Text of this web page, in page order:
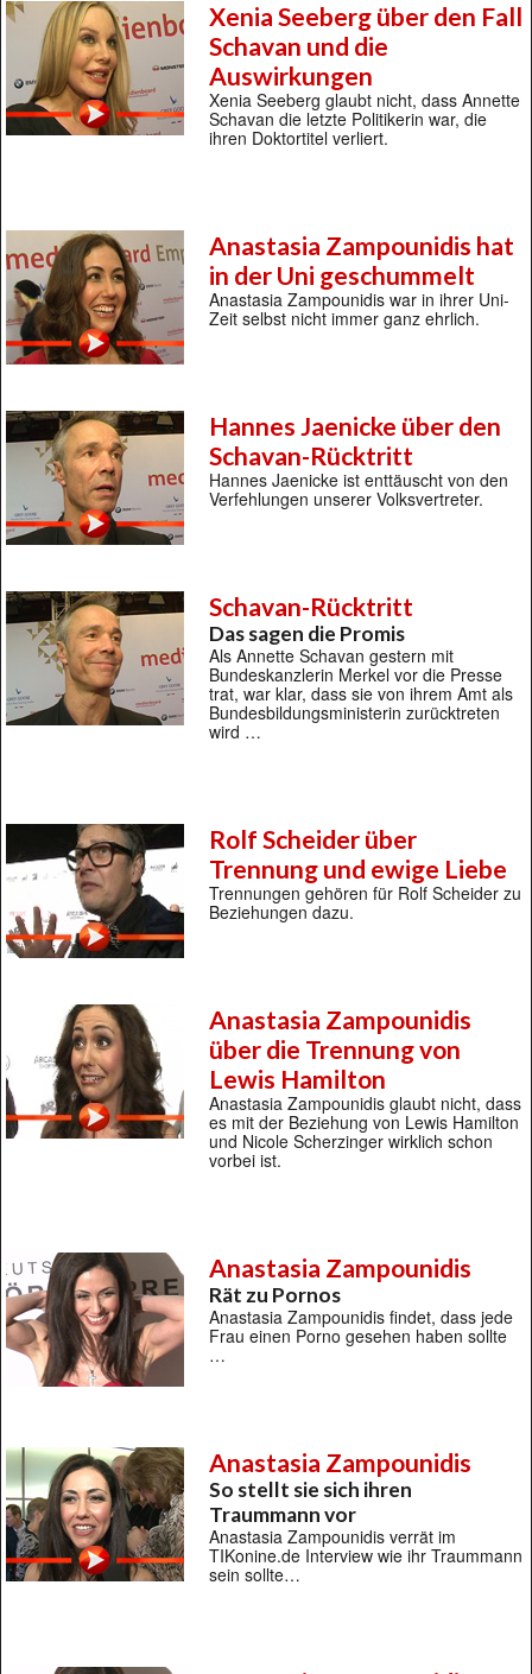
Xenia Seeberg über den Fall
Schavan und die
Auswirkungen
Xenia Seeberg glaubt nicht, dass Annette
Schavan die letzte Politikerin war, die
ihren Doktortitel verliert.
Anastasia Zampounidis hat
in der Uni geschummelt
Anastasia Zampounidis war in ihrer Uni-
Zeit selbst nicht immer ganz ehrlich.
Hannes Jaenicke über den
Schavan-Rücktritt
Hannes Jaenicke ist enttäuscht von den
Verfehlungen unserer Volksvertreter.
Schavan-Rücktritt
Das sagen die Promis
Als Annette Schavan gestern mit
Bundeskanzlerin Merkel vor die Presse
trat, war klar, dass sie von ihrem Amt als
Bundesbildungsministerin zurücktreten
wird …
Rolf Scheider über
Trennung und ewige Liebe
Trennungen gehören für Rolf Scheider zu
Beziehungen dazu.
Anastasia Zampounidis
über die Trennung von
Lewis Hamilton
Anastasia Zampounidis glaubt nicht, dass
es mit der Beziehung von Lewis Hamilton
und Nicole Scherzinger wirklich schon
vorbei ist.
Anastasia Zampounidis
Rät zu Pornos
Anastasia Zampounidis findet, dass jede
Frau einen Porno gesehen haben sollte
…
Anastasia Zampounidis
So stellt sie sich ihren
Traummann vor
Anastasia Zampounidis verrät im
TIKonine.de Interview wie ihr Traummann
sein sollte…